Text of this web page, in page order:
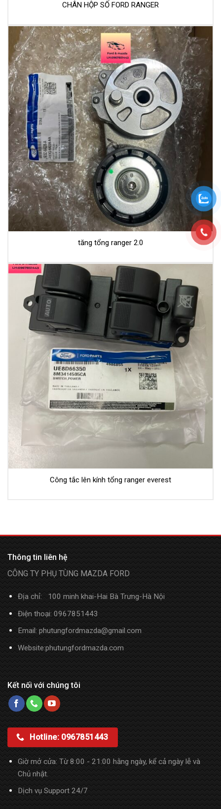
CHÂN HỘP SỐ FORD RANGER
tăng tổng ranger 2.0
Công tắc lên kính tổng ranger everest
Thông tin liên hệ
CÔNG TY PHỤ TÙNG MAZDA FORD
Địa chỉ: 100 minh khai-Hai Bà Trưng-Hà Nội
Điện thoại: 0967851443
Email: phutungfordmazda@gmail.com
Website:phutungfordmazda.com
Kết nối với chúng tôi
Hotline: 0967851443
Giờ mở cửa: Từ 8:00 - 21:00 hằng ngày, kể cả ngày lễ và
Chủ nhật.
Dịch vụ Support 24/7